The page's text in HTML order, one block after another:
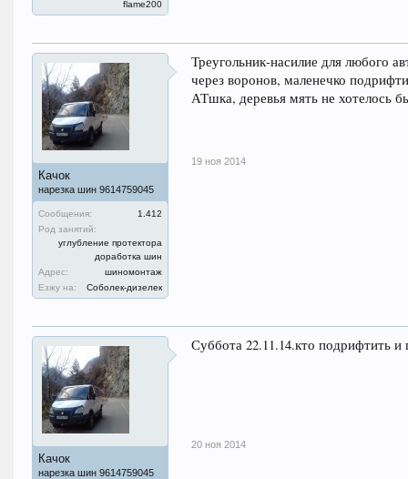
flame200
Качок
нарезка шин 9614759045
Сообщения:
1.412
Род занятий:
углубление протектора
доработка шин
Адрес:
шиномонтаж
Езжу на:
Соболек-дизелек
Треугольник-насилие для любого
через воронов, маленечко
АТшка, деревья мять не хотелось
19 ноя 2014
Качок
нарезка шин 9614759045
Суббота 22.11.14.кто подрифтить и
20 ноя 2014